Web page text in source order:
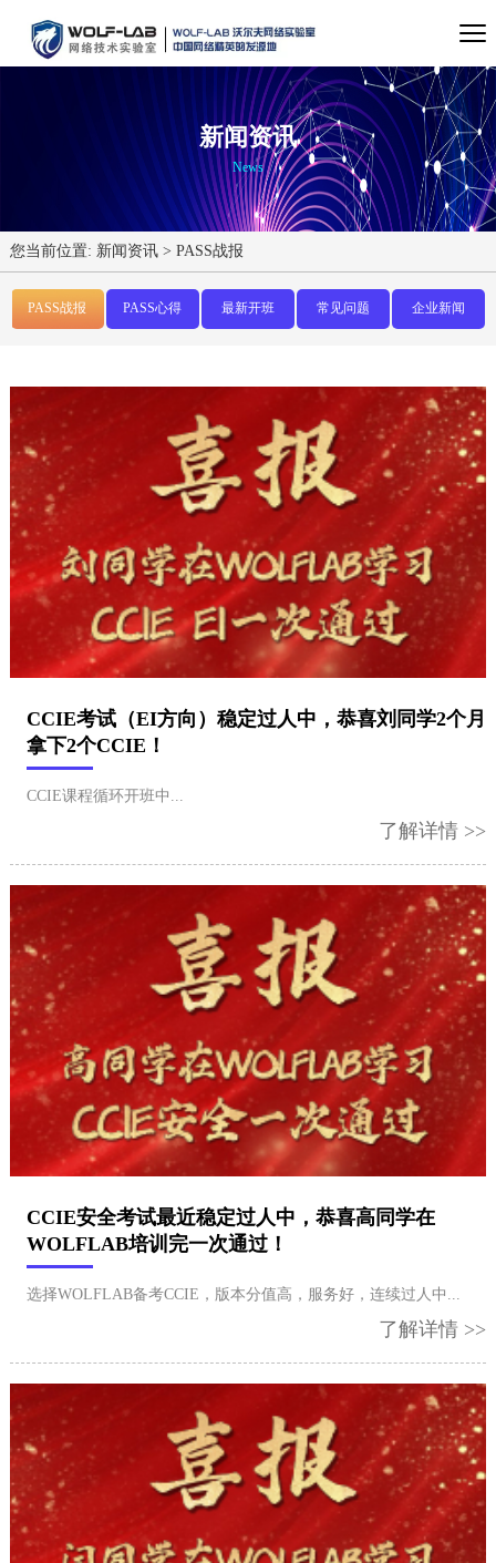
新闻资讯
News
您当前位置: 新闻资讯> PASS战报
PASS战报 PASS心得 最新开班 常见问题 企业新闻
​CCIE考试（EI方向）稳定过人中，恭喜刘同学2个月
拿下2个CCIE！
CCIE课程循环开班中...
了解详情 >>
CCIE安全考试最近稳定过人中，恭喜高同学在
WOLFLAB培训完一次通过！
选择WOLFLAB备考CCIE，版本分值高，服务好，连续过人中...
了解详情 >>